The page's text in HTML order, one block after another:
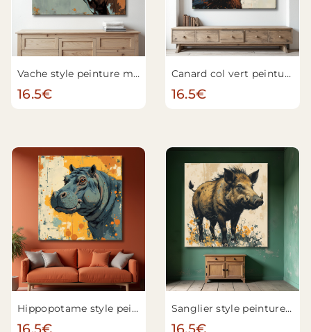
Vache style peinture monderne
16.5€
Canard col vert peinture moderne
16.5€
Hippopotame style peinture moderne
16.5€
Sanglier style peinture moderne
16.5€